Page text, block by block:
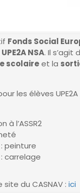
Fonds Social
UPE2A NSA. Il s’agit
scolaireet la
les élèves
l’ASSR2
peinture
carrelage
du CASNAV : ici